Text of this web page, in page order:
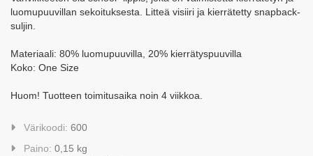
luomupuuvillan sekoituksesta. Litteä visiiri ja kierrätetty snapback-
suljin.
Materiaali: 80% luomupuuvilla, 20% kierrätyspuuvilla
Koko: One Size
Huom! Tuotteen toimitusaika noin 4 viikkoa.
Värikoodi: 600
Paino: 0,15 kg